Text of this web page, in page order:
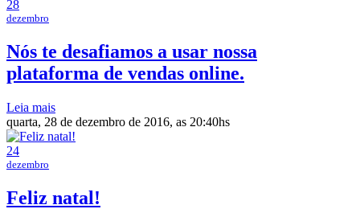
28
dezembro
Nós te desafiamos a usar nossa
plataforma de vendas online.
Leia mais
quarta, 28 de dezembro de 2016, as 20:40hs
24
dezembro
Feliz natal!